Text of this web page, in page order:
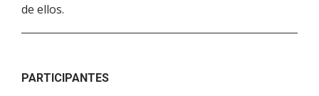
de ellos.
PARTICIPANTES